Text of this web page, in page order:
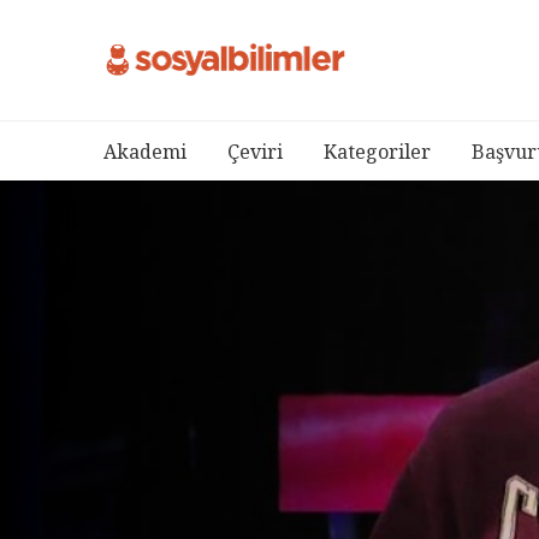
Akademi Çeviri Kategoriler